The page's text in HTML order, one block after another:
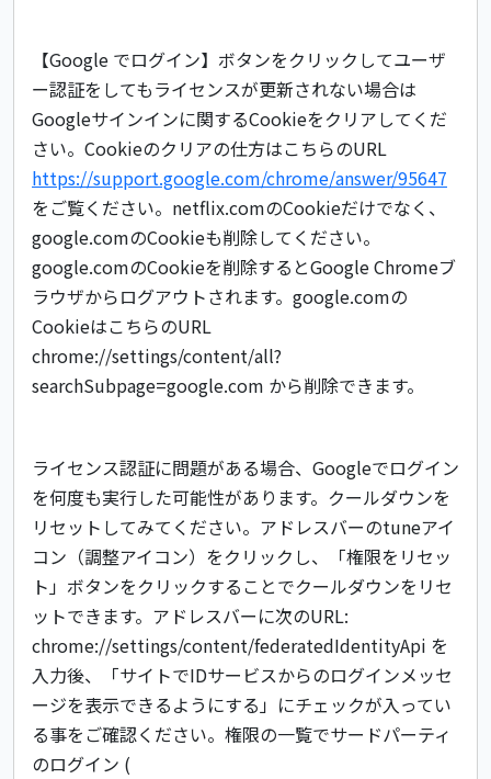
【Google でログイン】ボタンをクリックしてユーザ
ー認証をしてもライセンスが更新されない場合は
Googleサインインに関するCookieをクリアしてくだ
さい。Cookieのクリアの仕方はこちらのURL
https://support.google.com/chrome/answer/95647
をご覧ください。netflix.comのCookieだけでなく、
google.comのCookieも削除してください。
google.comのCookieを削除するとGoogle Chromeブ
ラウザからログアウトされます。google.comの
CookieはこちらのURL
chrome://settings/content/all?
searchSubpage=google.com から削除できます。
ライセンス認証に問題がある場合、Googleでログイン
を何度も実行した可能性があります。クールダウンを
リセットしてみてください。アドレスバーのtuneアイ
コン（調整アイコン）をクリックし、「権限をリセッ
ト」ボタンをクリックすることでクールダウンをリセ
ットできます。アドレスバーに次のURL:
chrome://settings/content/federatedIdentityApi を
入力後、「サイトでIDサービスからのログインメッセ
ージを表示できるようにする」にチェックが入ってい
る事をご確認ください。権限の一覧でサードパーティ
のログイン (